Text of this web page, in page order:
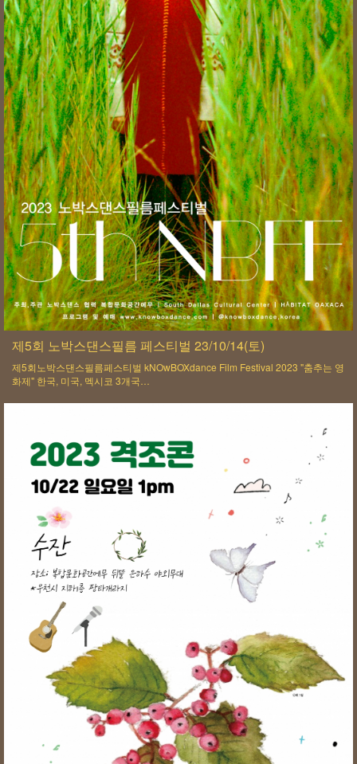
제5회 노박스댄스필름 페스티벌 23/10/14(토)
제5회노박스댄스필름페스티벌 kNOwBOXdance Film Festival 2023 "춤추는 영
화제" 한국, 미국, 멕시코 3개국…